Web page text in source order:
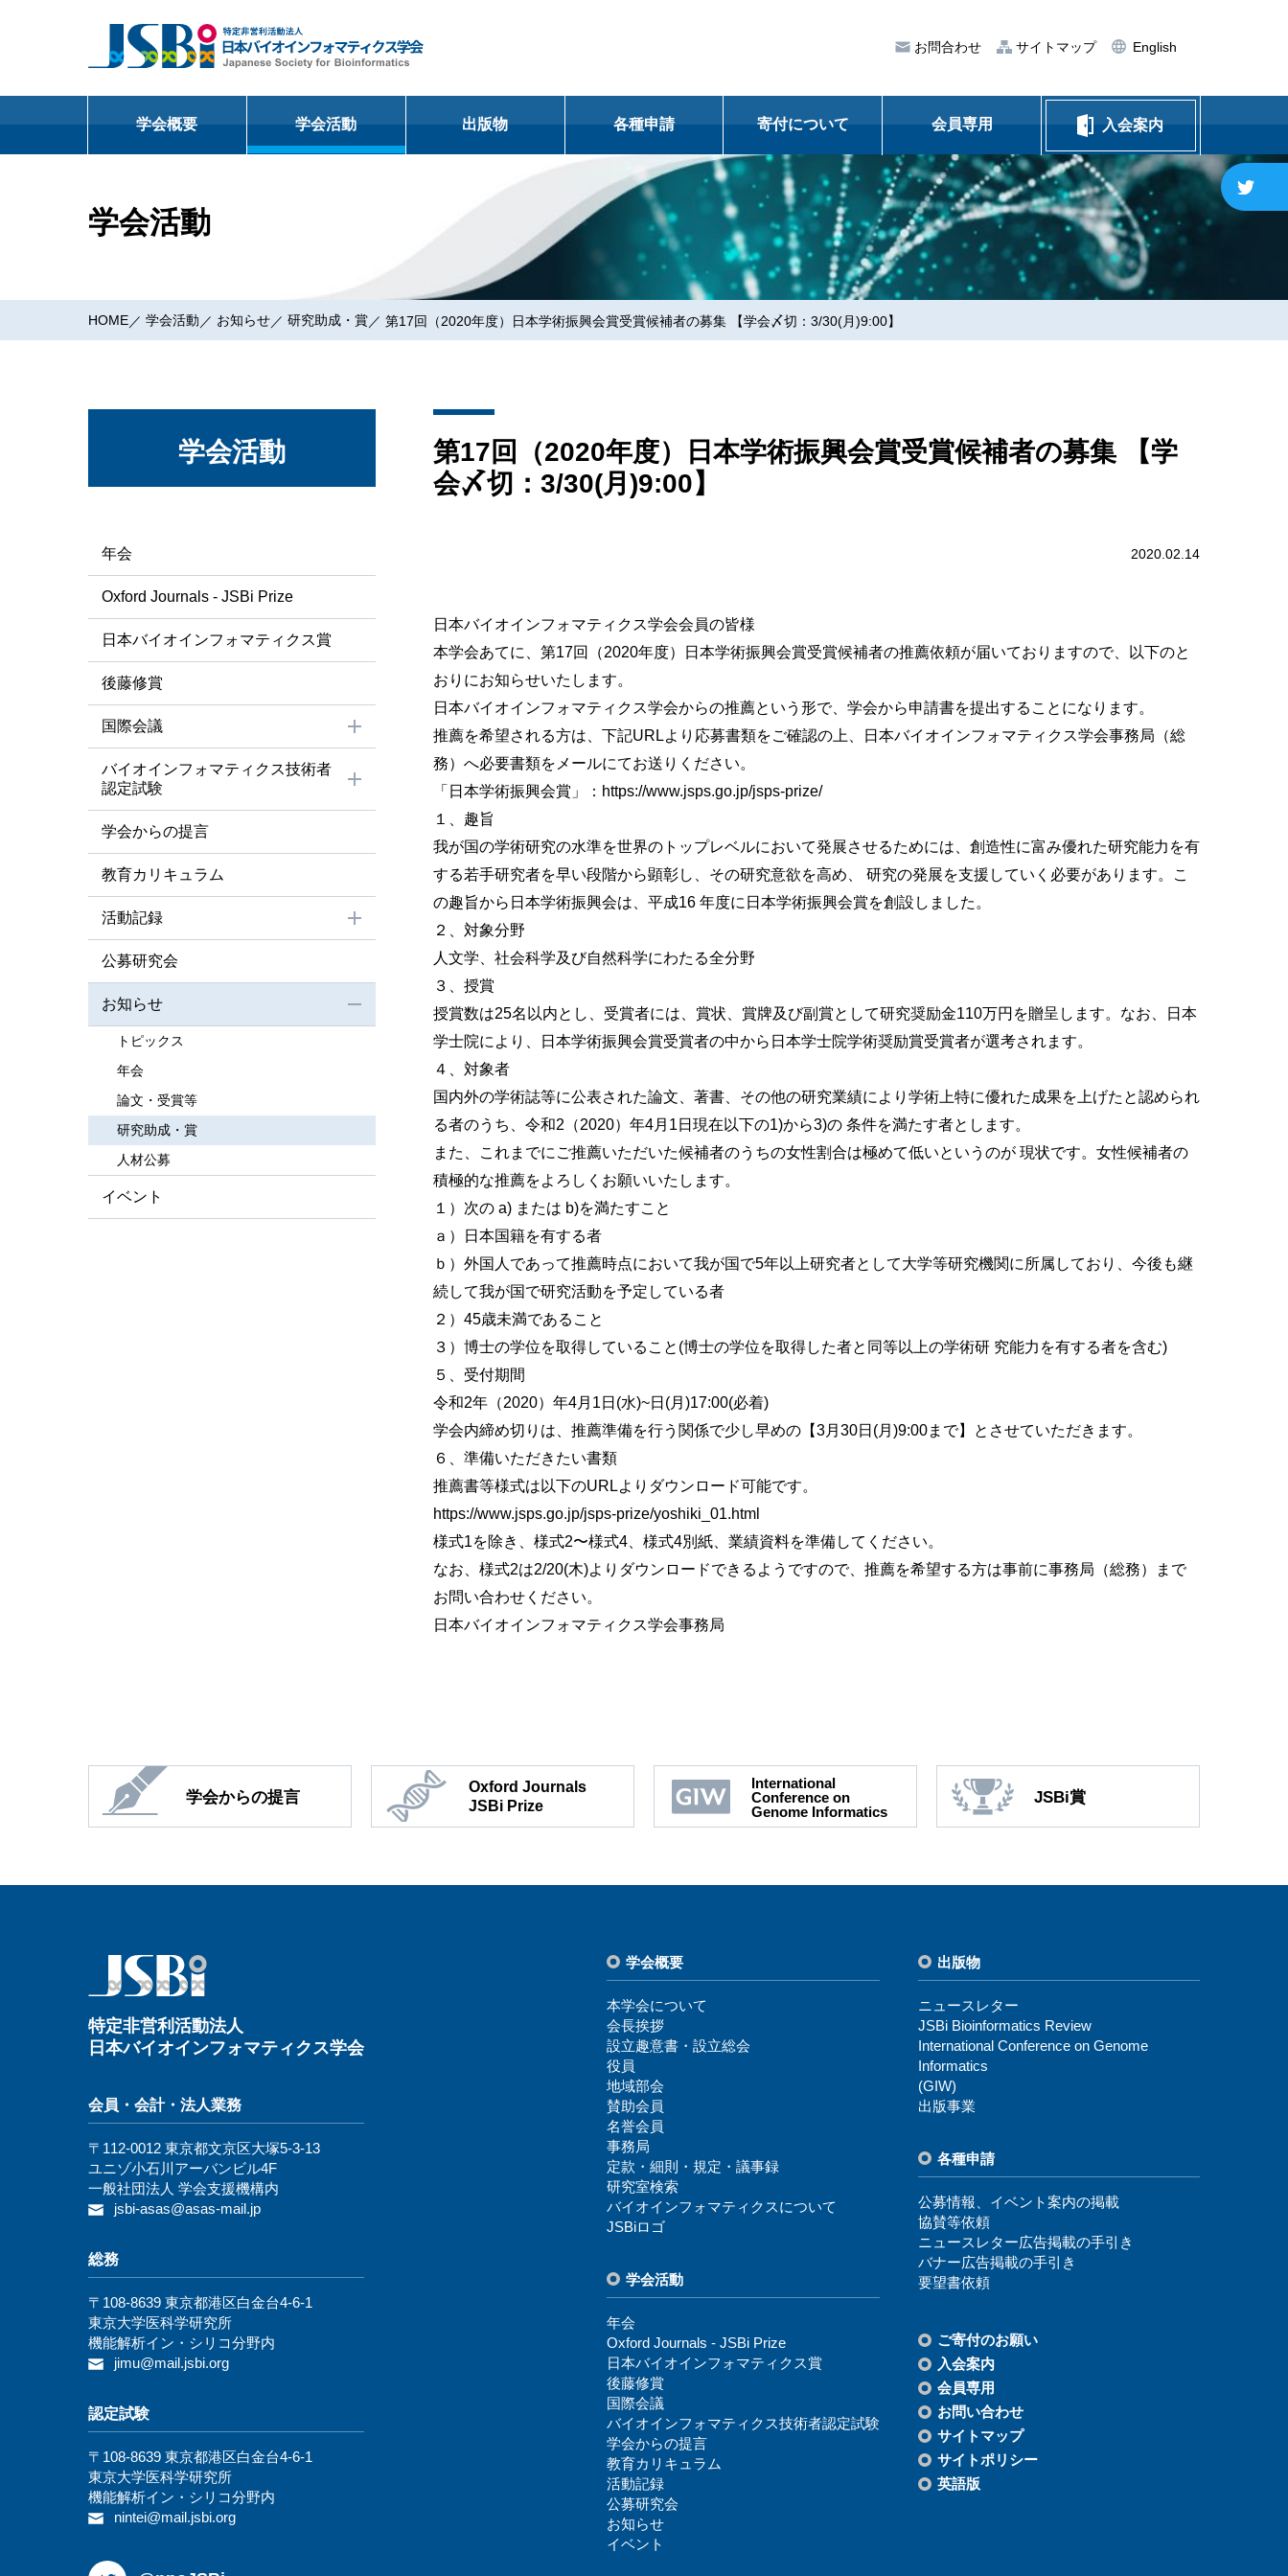
お問合わせ サイトマップ English
学会概要
地域部会
賛助会員
名誉会員
事務局
定款・細則・規定・議事録
定款・細則
年会開催規定
日本バイオインフォマティクス学会賞選考規定
JSBi Bioinformatics Review 投稿・査読規定
ニュースレター規定
バイオインフォマティクスについて
JSBiロゴ
学会活動
⽇本バイオインフォマティクス賞
国際会議
International Conference on Genome Informatics
2026年度認定試験情報
参考問題・過去問
FAQ・お問い合わせ
CBT試験について
学会からの提⾔
教育カリキュラム
活動記録
公募研究会
お知らせ
トピックス
⼈材公募
出版物
International Conference on Genome Informatics
出版事業
各種申請
ニュースレター広告掲載の⼿引き
バナー広告掲載の⼿引き
要望書依頼
寄付について 会員専用 入会案内
学会活動
HOME 学会活動 お知らせ 研究助成・賞 第17回（2020年度）日本学術振興会賞受賞候補者の募集 【学会〆切：3/30(月)9:00】
第17回（2020年度）日本学術振興会賞受賞候補者の募集 【学
会〆切：3/30(月)9:00】
2020.02.14
日本バイオインフォマティクス学会会員の皆様
本学会あてに、第17回（2020年度）日本学術振興会賞受賞候補者の推薦依頼が届いておりますので、以下のと
おりにお知らせいたします。
日本バイオインフォマティクス学会からの推薦という形で、学会から申請書を提出することになります。
推薦を希望される方は、下記URLより応募書類をご確認の上、日本バイオインフォマティクス学会事務局（総
務）へ必要書類をメールにてお送りください。
「日本学術振興会賞」：https://www.jsps.go.jp/jsps-prize/
１、趣旨
我が国の学術研究の水準を世界のトップレベルにおいて発展させるためには、創造性に富み優れた研究能力を有
する若手研究者を早い段階から顕彰し、その研究意欲を高め、 研究の発展を支援していく必要があります。こ
の趣旨から日本学術振興会は、平成16 年度に日本学術振興会賞を創設しました。
２、対象分野
人文学、社会科学及び自然科学にわたる全分野
３、授賞
授賞数は25名以内とし、受賞者には、賞状、賞牌及び副賞として研究奨励金110万円を贈呈します。なお、日本
学士院により、日本学術振興会賞受賞者の中から日本学士院学術奨励賞受賞者が選考されます。
４、対象者
国内外の学術誌等に公表された論文、著書、その他の研究業績により学術上特に優れた成果を上げたと認められ
る者のうち、令和2（2020）年4月1日現在以下の1)から3)の 条件を満たす者とします。
また、これまでにご推薦いただいた候補者のうちの女性割合は極めて低いというのが 現状です。女性候補者の
積極的な推薦をよろしくお願いいたします。
１）次の a) または b)を満たすこと
ａ）日本国籍を有する者
ｂ）外国人であって推薦時点において我が国で5年以上研究者として大学等研究機関に所属しており、今後も継
続して我が国で研究活動を予定している者
２）45歳未満であること
３）博士の学位を取得していること(博士の学位を取得した者と同等以上の学術研 究能力を有する者を含む)
５、受付期間
令和2年（2020）年4月1日(水)~日(月)17:00(必着)
学会内締め切りは、推薦準備を行う関係で少し早めの【3月30日(月)9:00まで】とさせていただきます。
６、準備いただきたい書類
推薦書等様式は以下のURLよりダウンロード可能です。
https://www.jsps.go.jp/jsps-prize/yoshiki_01.html
様式1を除き、様式2〜様式4、様式4別紙、業績資料を準備してください。
なお、様式2は2/20(木)よりダウンロードできるようですので、推薦を希望する方は事前に事務局（総務）まで
お問い合わせください。
日本バイオインフォマティクス学会事務局
学会活動
年会
Oxford Journals - JSBi Prize
⽇本バイオインフォマティクス賞
後藤修賞
国際会議
バイオインフォマティクス技術者
認定試験
学会からの提⾔
教育カリキュラム
活動記録
公募研究会
お知らせ
トピックス
年会
論⽂・受賞等
研究助成・賞
⼈材公募
イベント
学会からの提言
Oxford Journals
JSBi Prize
International
Conference on
Genome Informatics
JSBi賞
特定⾮営利活動法⼈
⽇本バイオインフォマティクス学会
会員・会計・法⼈業務
〒112-0012 東京都⽂京区⼤塚5-3-13
ユニゾ⼩⽯川アーバンビル4F
⼀般社団法⼈ 学会⽀援機構内
jsbi-asas@asas-mail.jp
総務
〒108-8639 東京都港区白金台4-6-1
東京大学医科学研究所
機能解析イン・シリコ分野内
jimu@mail.jsbi.org
認定試験
〒108-8639 東京都港区白金台4-6-1
東京大学医科学研究所
機能解析イン・シリコ分野内
nintei@mail.jsbi.org
学会概要
本学会について
会⻑挨拶
設⽴趣意書・設⽴総会
役員
地域部会
賛助会員
名誉会員
事務局
定款・細則・規定・議事録
研究室検索
バイオインフォマティクスについて
JSBiロゴ
学会活動
年会
Oxford Journals - JSBi Prize
⽇本バイオインフォマティクス賞
後藤修賞
国際会議
バイオインフォマティクス技術者認定試験
学会からの提⾔
教育カリキュラム
活動記録
公募研究会
お知らせ
イベント
出版物
ニュースレター
JSBi Bioinformatics Review
International Conference on Genome
Informatics
(GIW)
出版事業
各種申請
公募情報、イベント案内の掲載
協賛等依頼
ニュースレター広告掲載の⼿引き
バナー広告掲載の⼿引き
要望書依頼
ご寄付のお願い
⼊会案内
会員専⽤
お問い合わせ
サイトマップ
サイトポリシー
英語版